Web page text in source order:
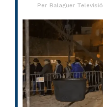
Per Balaguer Televisió